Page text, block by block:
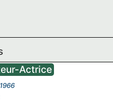
Actrice
1966